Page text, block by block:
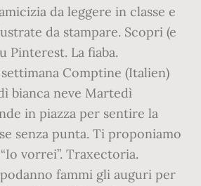
da leggere in classe e
da stampare. Scopri (e
Pinterest. La fiaba.
Comptine (Italien)
bianca neve Martedì
in piazza per sentire la
senza punta. Ti proponiamo
vorrei”. Traxectoria.
fammi gli auguri per